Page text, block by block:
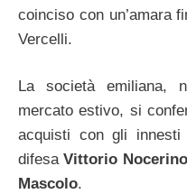
coinciso con un’amara
Vercelli.
La società emiliana,
mercato estivo, si
acquisti con gli innesti
difesaVittorio Nocerino
Mascolo.